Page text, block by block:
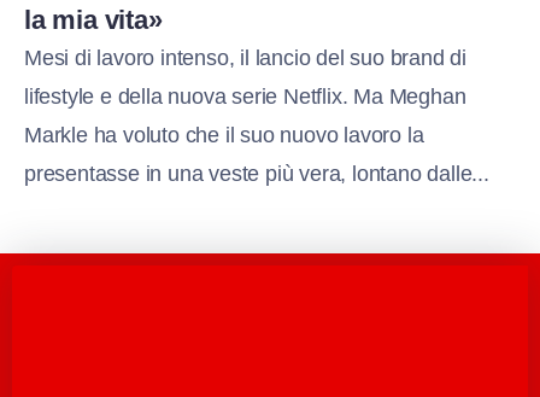
la mia vita»
Mesi di lavoro intenso, il lancio del suo brand di
lifestyle e della nuova serie Netflix. Ma Meghan
Markle ha voluto che il suo nuovo lavoro la
presentasse in una veste più vera, lontano dalle...